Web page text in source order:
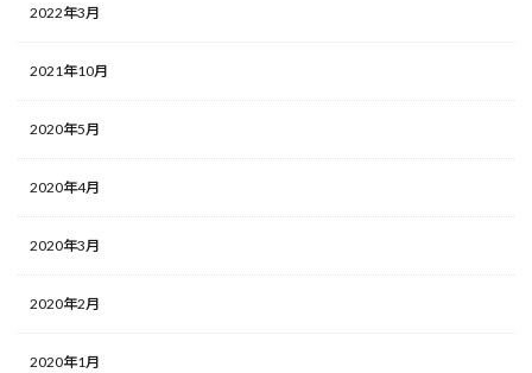
2022年3月
2021年10月
2020年5月
2020年4月
2020年3月
2020年2月
2020年1月